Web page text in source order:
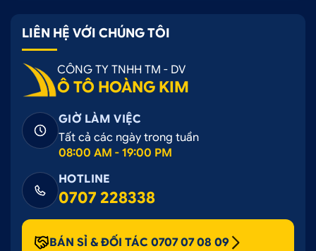
LIÊN HỆ VỚI CHÚNG TÔI
CÔNG TY TNHH TM - DV
Ô TÔ HOÀNG KIM
GIỜ LÀM VIỆC
Tất cả các ngày trong tuần
08:00 AM - 19:00 PM
HOTLINE
0707 228338
BÁN SỈ & ĐỐI TÁC 0707 07 08 09